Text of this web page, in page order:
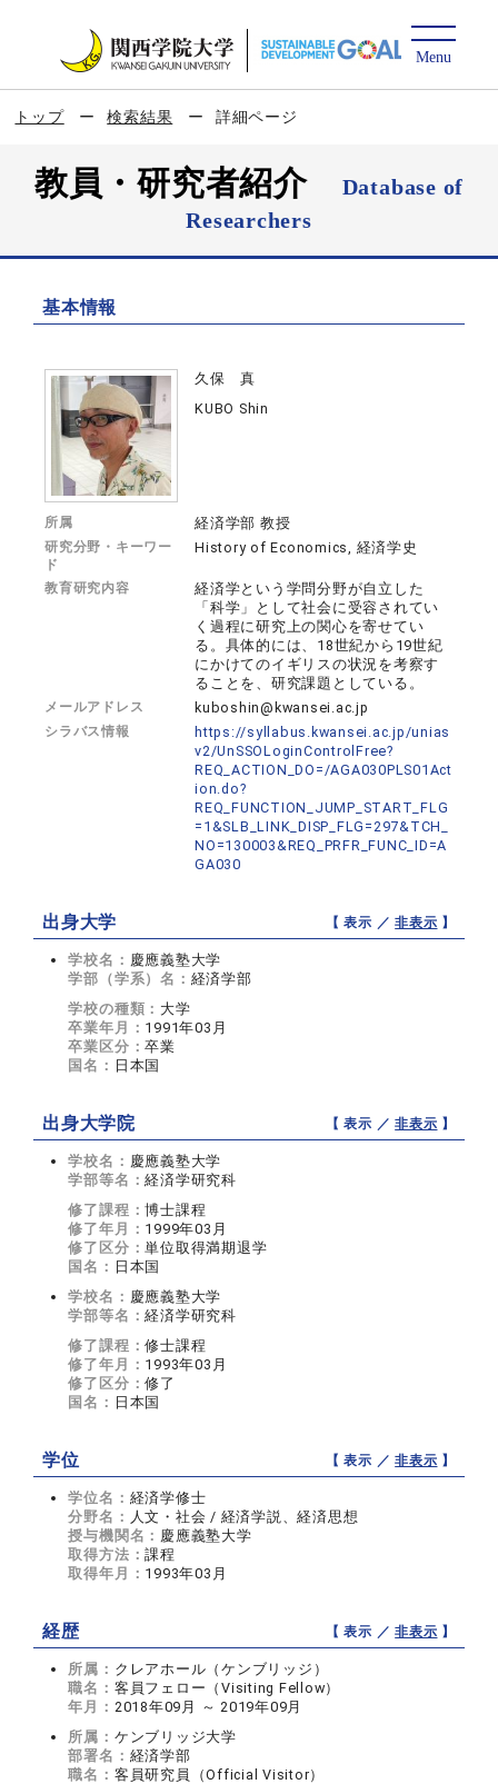
トップ 検索結果 詳細ページ
教員・研究者紹介
Database of
Researchers
基本情報
久保 真
KUBO Shin
所属 経済学部 教授
研究分野・キーワー
ド
History of Economics, 経済学史
教育研究内容
経済学という学問分野が自立した
「科学」として社会に受容されてい
く過程に研究上の関心を寄せてい
る。具体的には、18世紀から19世紀
にかけてのイギリスの状況を考察す
ることを、研究課題としている。
メールアドレス kuboshin@kwansei.ac.jp
シラバス情報
https://syllabus.kwansei.ac.jp/unias
v2/UnSSOLoginControlFree?
REQ_ACTION_DO=/AGA030PLS01Act
ion.do?
REQ_FUNCTION_JUMP_START_FLG
=1&SLB_LINK_DISP_FLG=297&TCH_
NO=130003&REQ_PRFR_FUNC_ID=A
GA030
出身大学 【 表示 ／非表示 】
学校名： 慶應義塾大学
学部（学系）名： 経済学部
学校の種類： 大学
卒業年月： 1991年03月
卒業区分：卒業
国名： 日本国
出身大学院 【 表示 ／非表示 】
学校名： 慶應義塾大学
学部等名：経済学研究科
修了課程：博士課程
修了年月： 1999年03月
修了区分：単位取得満期退学
国名： 日本国
学校名： 慶應義塾大学
学部等名：経済学研究科
修了課程：修士課程
修了年月： 1993年03月
修了区分：修了
国名： 日本国
学位 【 表示 ／非表示 】
学位名： 経済学修士
分野名： 人文・社会 / 経済学説、経済思想
授与機関名： 慶應義塾大学
取得方法：課程
取得年月： 1993年03月
経歴 【 表示 ／非表示 】
所属： クレアホール（ケンブリッジ）
職名： 客員フェロー（Visiting Fellow）
年月： 2018年09月 ～ 2019年09月
所属： ケンブリッジ大学
部署名： 経済学部
職名： 客員研究員（Official Visitor）